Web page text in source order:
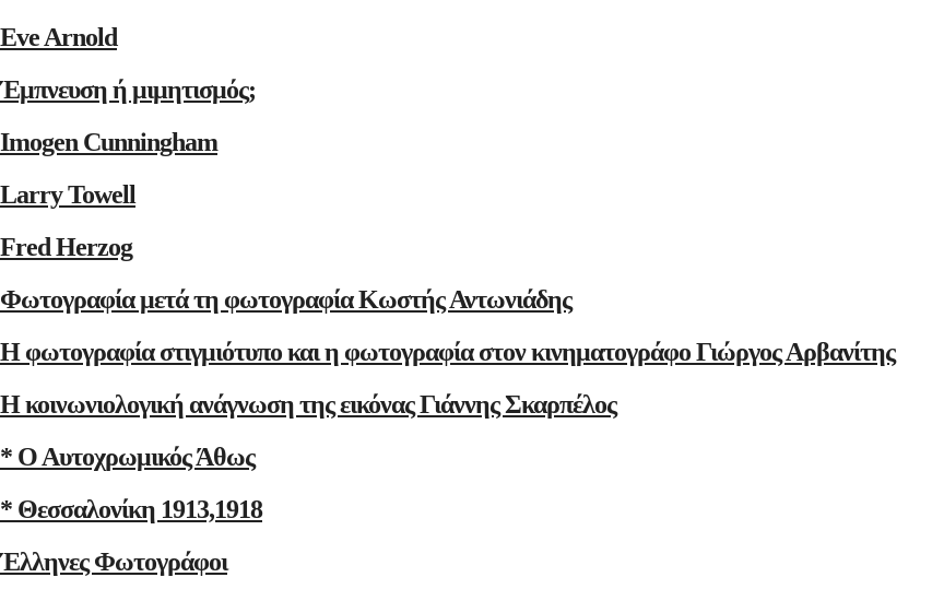
Eve Arnold
Έμπνευση ή μιμητισμός;
Imogen Cunningham
Larry Towell
Fred Herzog
Φωτογραφία μετά τη φωτογραφία Κωστής Αντωνιάδης
Η φωτογραφία στιγμιότυπο και η φωτογραφία στον κινηματογράφο Γιώργος Αρβανίτης
Η κοινωνιολογική ανάγνωση της εικόνας Γιάννης Σκαρπέλος
* Ο Αυτοχρωμικός Άθως
* Θεσσαλονίκη 1913,1918
Έλληνες Φωτογράφοι